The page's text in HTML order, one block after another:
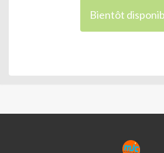
Bientôt
MJC